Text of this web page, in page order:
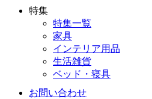
特集
特集一覧
家具
インテリア用品
生活雑貨
ベッド・寝具
お問い合わせ